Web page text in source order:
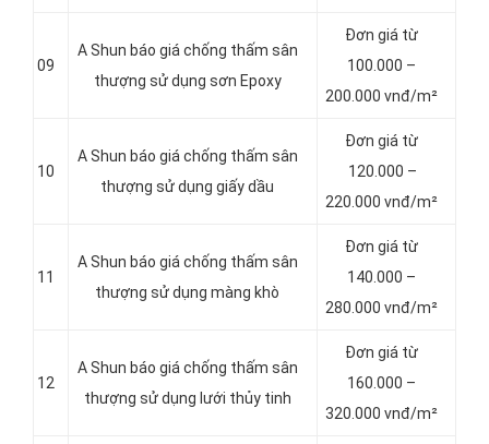
09
A Shun báo giá chống thấm sân
thượng sử dụng sơn Epoxy
Đơn giá từ
100.000 –
200.000 vnđ/m²
10
A Shun báo giá chống thấm sân
thượng sử dụng giấy dầu
Đơn giá từ
120.000 –
220.000 vnđ/m²
11
A Shun báo giá chống thấm sân
thượng sử dụng màng khò
Đơn giá từ
140.000 –
280.000 vnđ/m²
12
A Shun báo giá chống thấm sân
thượng sử dụng lưới thủy tinh
Đơn giá từ
160.000 –
320.000 vnđ/m²